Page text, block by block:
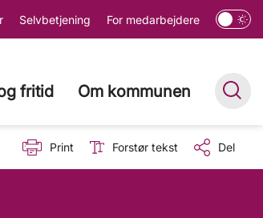
Selvbetjening For medarbejdere
fritid Om kommunen
Print Forstør tekst Del